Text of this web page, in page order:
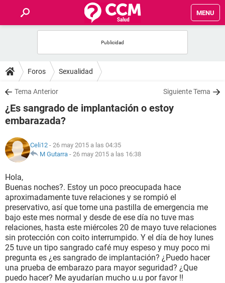
MENU
FOROS
SALUD
FAMILIA
NUTRICIÓN
SEXUALIDAD
GLOSARIO
Foros Sexualidad
Tema Anterior Siguiente Tema
¿Es sangrado de implantación o estoy
embarazada?
Celi12 - 26 may 2015 a las 04:35
M Gutarra - 26 may 2015 a las 16:38
Hola,
Buenas noches?. Estoy un poco preocupada hace
aproximadamente tuve relaciones y se rompió el
preservativo, así que tome una pastilla de emergencia me
bajo este mes normal y desde de ese día no tuve mas
relaciones, hasta este miércoles 20 de mayo tuve relaciones
sin protección con coito interrumpido. Y el día de hoy lunes
25 tuve un tipo sangrado café muy espeso y muy poco mi
pregunta es ¿es sangrado de implantación? ¿Puedo hacer
una prueba de embarazo para mayor seguridad? ¿Que
puedo hacer? Me ayudarían mucho u.u por favor !!